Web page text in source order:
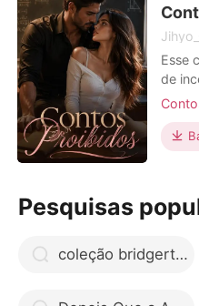
Esse
de incestos. Mas
vocês
Pesquisas
coleção bridgerton livro completo